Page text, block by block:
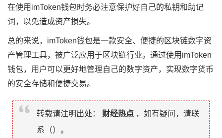
在使用imToken钱包时务必注意保护好自己的私钥和助记
词，以免造成资产损失。
总的来说，imToken钱包是一款安全、便捷的区块链数字资
产管理工具，被广泛应用于区块链行业。通过使用imToken
钱包，用户可以更好地管理自己的数字资产，实现数字货币
的安全存储和便捷交易。
转载请注明出处： 财经热点 ，如有疑问，请联
系（）。